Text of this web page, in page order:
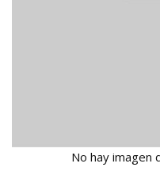
No hay imagen